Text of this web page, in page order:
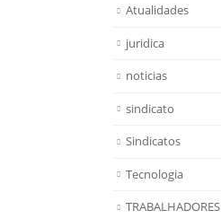
Atualidades
juridica
noticias
sindicato
Sindicatos
Tecnologia
TRABALHADORES